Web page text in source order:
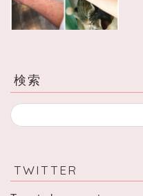
検索
TWITTER